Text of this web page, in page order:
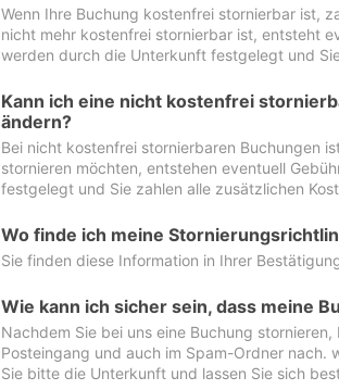
Wenn Ihre Buchung kostenfrei stornierbar ist,
nicht mehr kostenfrei stornierbar ist, entsteht
werden durch die Unterkunft festgelegt und
Kann ich eine nicht kostenfrei
ändern?
Bei nicht kostenfrei stornierbaren Buchungen
stornieren möchten, entstehen eventuell
festgelegt und Sie zahlen alle zusätzlichen
Wo finde ich meine
Sie finden diese Information in Ihrer
Wie kann ich sicher sein, dass meine
Nachdem Sie bei uns eine Buchung
Posteingang und auch im Spam-Ordner nach.
Sie bitte die Unterkunft und lassen Sie sich